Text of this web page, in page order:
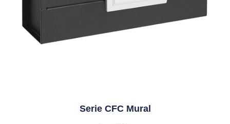
Serie CFC Mural